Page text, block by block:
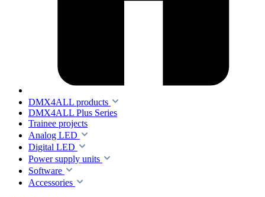
DMX4ALL products
DMX4ALL Plus Series
Trainee projects
Analog LED
Digital LED
Power supply units
Software
Accessories